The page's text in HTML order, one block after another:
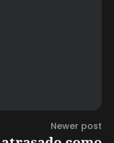
Newer post